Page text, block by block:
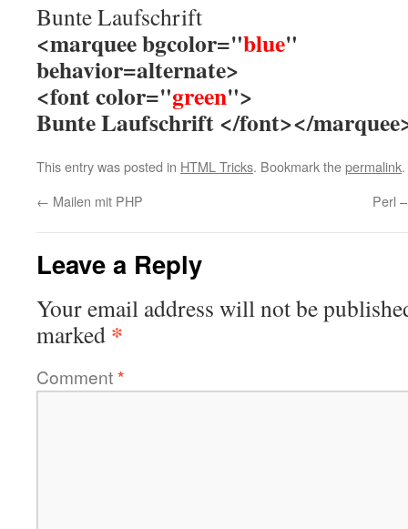
Bunte Laufschrift
<marquee bgcolor="blue"
behavior=alternate>
<font color="green">
Bunte Laufschrift </font></
This entry was posted in HTML Tricks. Bookmark thepermalink.
← Mailen mit PHP Perl
Leave a Reply
Your email address will not be
marked *
Comment*